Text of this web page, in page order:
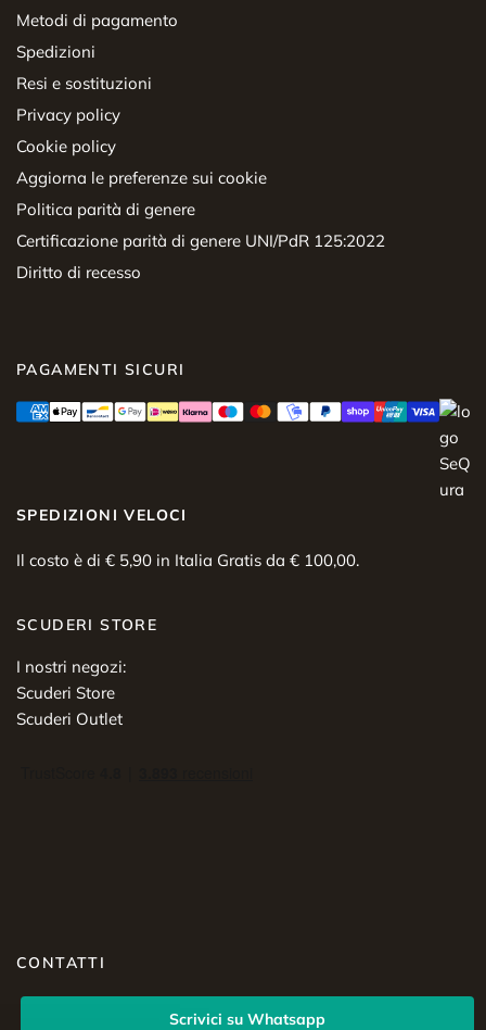
Metodi di pagamento
Spedizioni
Resi e sostituzioni
Privacy policy
Cookie policy
Aggiorna le preferenze sui cookie
Politica parità di genere
Certificazione parità di genere UNI/PdR 125:2022
Diritto di recesso
PAGAMENTI SICURI
SPEDIZIONI VELOCI
Il costo è di € 5,90 in Italia Gratis da € 100,00.
SCUDERI STORE
I nostri negozi:
Scuderi Store
Scuderi Outlet
CONTATTI
Scrivici su Whatsapp